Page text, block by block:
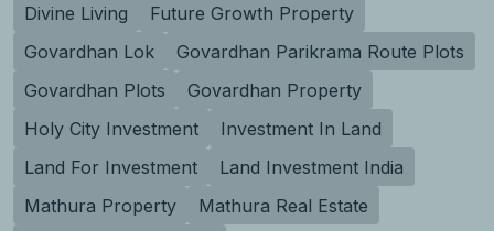
Divine Living
Future Growth Property
Govardhan Lok
Govardhan Parikrama Route Plots
Govardhan Plots
Govardhan Property
Holy City Investment
Investment In Land
Land For Investment
Land Investment India
Mathura Property
Mathura Real Estate